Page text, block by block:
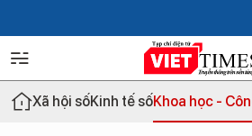
Xã hội sốKinh tế sốKhoa học -